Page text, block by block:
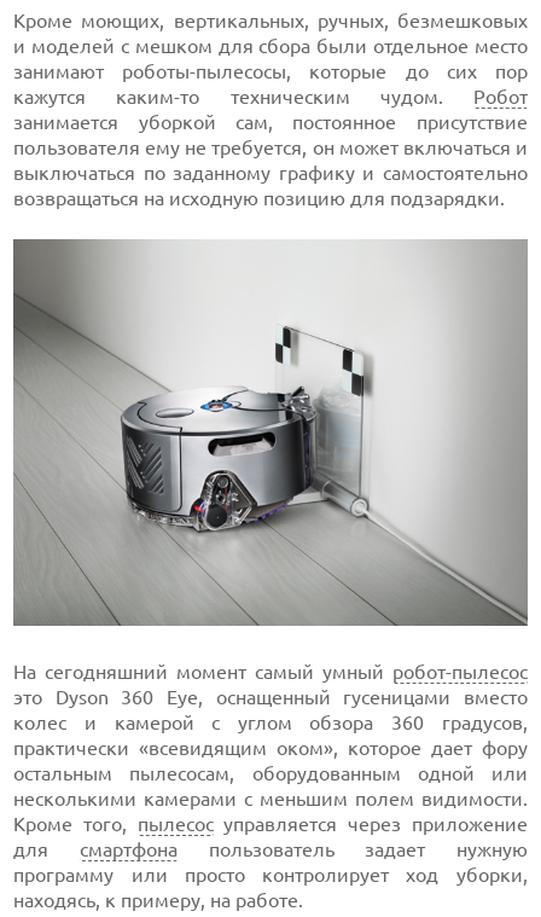
Кроме моющих, вертикальных, ручных, безмешковых
и моделей с мешком для сбора были отдельное место
занимают роботы-пылесосы, которые до сих пор
кажутся каким-то техническим чудом. Робот
занимается уборкой сам, постоянное присутствие
пользователя ему не требуется, он может включаться и
выключаться по заданному графику и самостоятельно
возвращаться на исходную позицию для подзарядки.
На сегодняшний момент самый умный робот-пылесос
это Dyson 360 Eye, оснащенный гусеницами вместо
колес и камерой с углом обзора 360 градусов,
практически «всевидящим оком», которое дает фору
остальным пылесосам, оборудованным одной или
несколькими камерами с меньшим полем видимости.
Кроме того, пылесосуправляется через приложение
для смартфонапользователь задает нужную
программу или просто контролирует ход уборки,
находясь, к примеру, на работе.